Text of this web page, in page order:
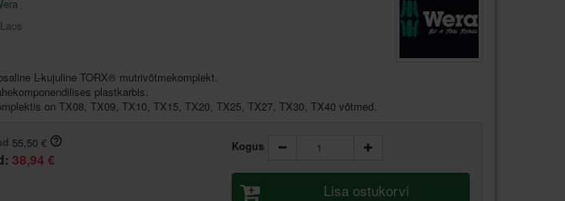
Laos
L-kujuline TORX® mutrivõtmekomplekt.
plastkarbis.
on TX08, TX09, TX10, TX15, TX20, TX25, TX27, TX30, TX40 võtmed.
55,50 €
38,94 €
Kogus
Lisa ostukorvi